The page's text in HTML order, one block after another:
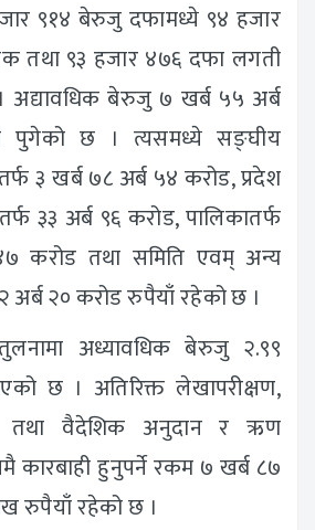
९१४ बेरुजु दफामध्ये ९४ हजार
तथा ९३ हजार ४७६ दफा लगती
बेरुजु ७ खर्ब ५५ अर्ब
पुगेको छ । त्यसमध्ये सङ्घीय
३ खर्ब ७८ अर्ब ५४ करोड, प्रदेश
३३ अर्ब ९६ करोड, पालिकातर्फ
करोड तथा समिति एवम् अन्य
अर्ब २० करोड रुपैयाँ रहेको छ ।
अध्यावधिक बेरुजु २.९९
छ । अतिरिक्त लेखापरीक्षण,
तथा वैदेशिक अनुदान र ऋण
कारबाही हुनुपर्ने रकम ७ खर्ब ८७
रुपैयाँ रहेको छ ।